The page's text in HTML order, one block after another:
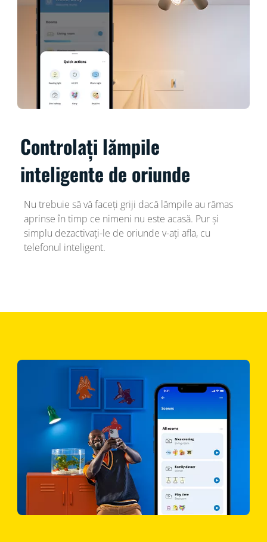
Controlați lămpile
inteligente de oriunde
Nu trebuie să vă faceți griji dacă lămpile au rămas
aprinse în timp ce nimeni nu este acasă. Pur și
simplu dezactivați-le de oriunde v-ați afla, cu
telefonul inteligent.